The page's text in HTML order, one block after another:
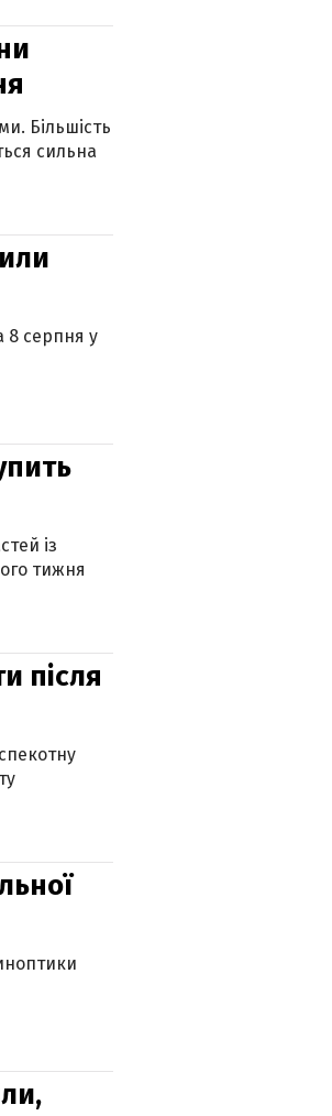
Більшість
сильна
8 серпня у
із
тижня
після